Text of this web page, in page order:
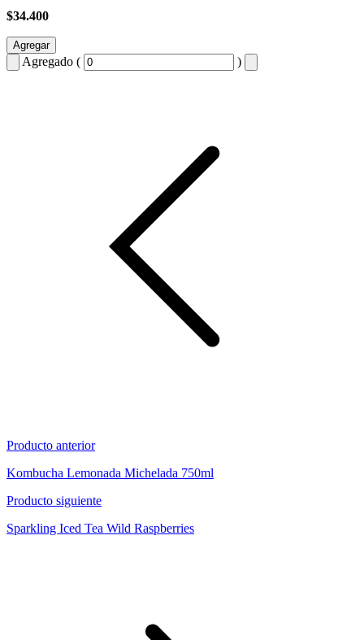
$34.400
Agregar
Agregado ( )
Producto anterior
Kombucha Lemonada Michelada 750ml
Producto siguiente
Sparkling Iced Tea Wild Raspberries